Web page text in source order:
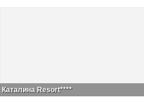
Каталина Resort****